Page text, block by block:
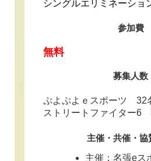
シングルエリミネーショ
参加費
無料
募集人数
ぷよぷよｅスポーツ 32
ストリートファイター6
主催・共催・協
主催：名張eス